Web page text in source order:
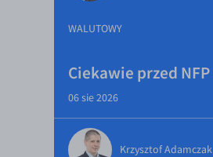
WALUTOWY
Ciekawie przed NFP
06 sie 2026
Krzysztof Adamczak